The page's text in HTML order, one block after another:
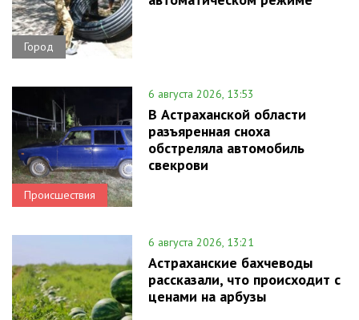
Город
Происшествия
6 августа 2026, 13:53
В Астраханской области
разъяренная сноха
обстреляла автомобиль
свекрови
6 августа 2026, 13:21
Астраханские бахчеводы
рассказали, что происходит с
ценами на арбузы